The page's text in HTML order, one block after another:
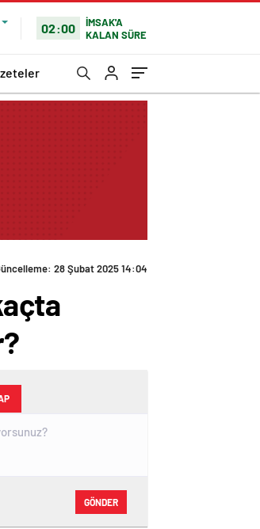
02:00
İMSAK'A
KALAN SÜRE
28 Şubat 2025 14:04
GÖNDER